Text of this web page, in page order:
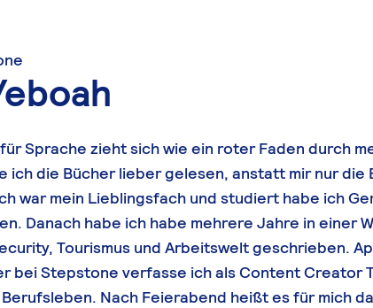
Sprache zieht sich wie ein roter Faden durch
ich die Bücher lieber gelesen, anstatt mir nur die
war mein Lieblingsfach und studiert habe ich
Danach habe ich habe mehrere Jahre in einer
Tourismus und Arbeitswelt geschrieben.
bei Stepstone verfasse ich als Content Creator
Nach Feierabend heißt es für mich